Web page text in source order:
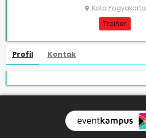
place Kota Yogyakarta
Trainer
Profil Kontak